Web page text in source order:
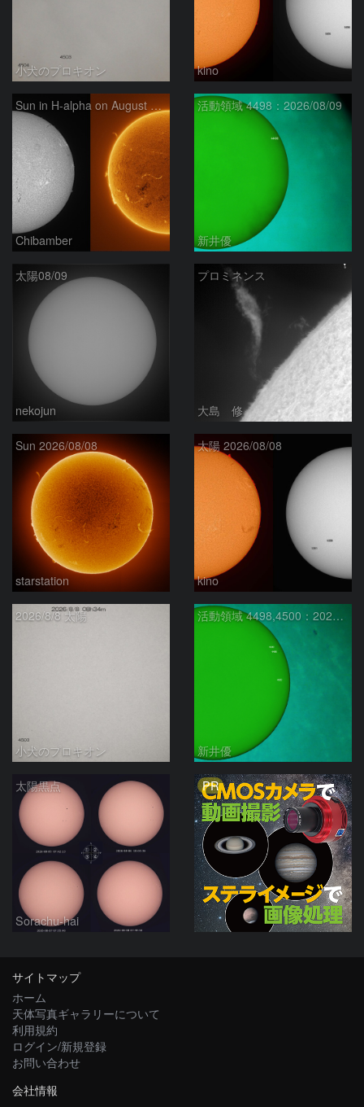
小犬のプロキオン kino
Sun in H-alpha on August 9, 2026
Chibamber
活動領域 4498：2026/08/09
新井優
太陽08/09
nekojun
プロミネンス
大島 修
Sun 2026/08/08
starstation
太陽 2026/08/08
kino
2026/8/8 太陽
小犬のプロキオン
活動領域 4498,4500：2026/08/08
新井優
太陽黒点
Sorachu-hai
PR
サイトマップ
ホーム
天体写真ギャラリーについて
利用規約
ログイン/新規登録
お問い合わせ
会社情報